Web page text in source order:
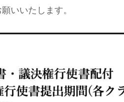
いいたします。